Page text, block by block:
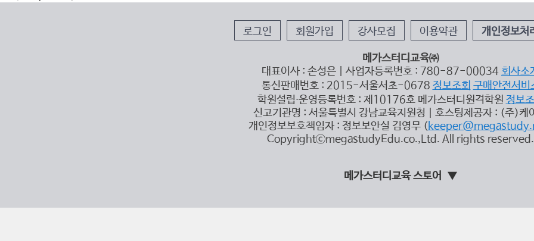
로그인 회원가입 강사모집 이용약관 개인정보처
메가스터디교육㈜
대표이사 : 손성은 | 사업자등록번호 : 780-87-00034 회사소
통신판매번호 : 2015-서울서초-0678 정보조회 구매안전서비
학원설립∙운영등록번호 : 제10176호 메가스터디원격학원 정보
신고기관명 : 서울특별시 강남교육지원청 | 호스팅제공자 : (주)케
개인정보보호책임자 : 정보보안실 김영무 (
CopyrightⓒmegastudyEdu.co.,Ltd. All rights reserved.
메가스터디교육 스토어